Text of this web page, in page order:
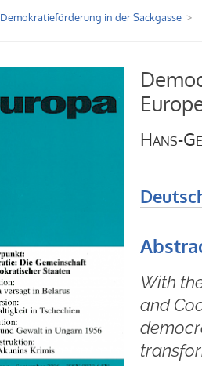
Demokratieförderung in der Sackgasse
Hans-
With
and